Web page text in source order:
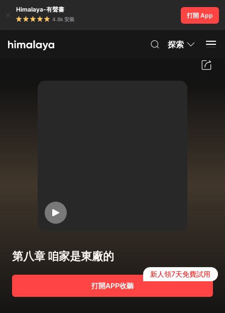
Himalaya-有聲書
4.8k 安裝
打開 App
探索
第八章 咱家是東廠的
打開APP收聽
新人領7天免費試用